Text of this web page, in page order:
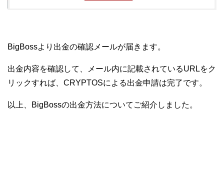
BigBossより出金の確認メールが届きます。
出金内容を確認して、メール内に記載されているURLをク
リックすれば、CRYPTOSによる出金申請は完了です。
以上、BigBossの出金方法についてご紹介しました。